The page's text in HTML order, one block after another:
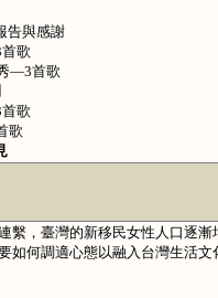
告與感謝
歌
—3首歌
歌
歌
繫，臺灣的新移民女性人口逐
如何調適心態以融入台灣生活